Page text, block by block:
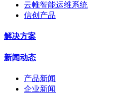
云帷智能运维系统
信创产品
解决方案
新闻动态
产品新闻
企业新闻